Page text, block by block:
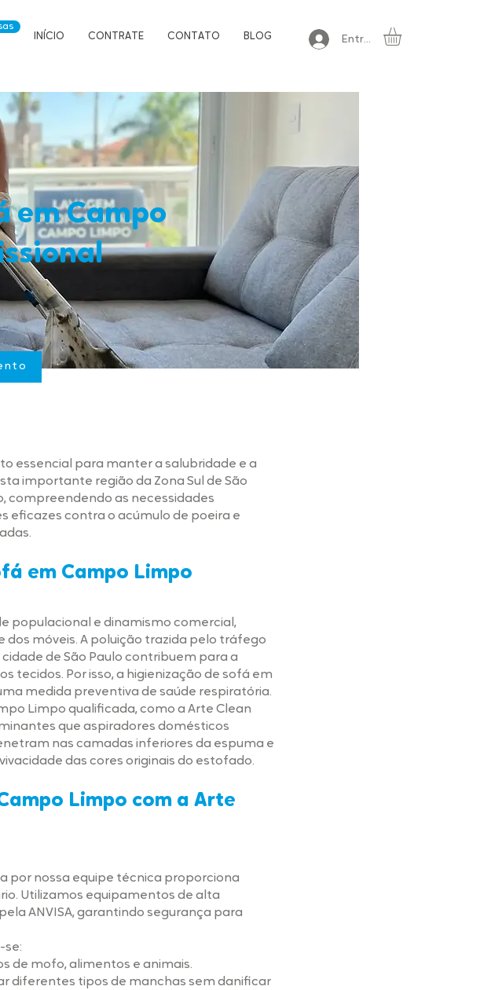
INÍCIO CONTRATE CONTATO BLOG Entrar
em Campo
essencial para manter a salubridade e a
importante região da Zona Sul de São
compreendendo as necessidades
eficazes contra o acúmulo de poeira e
em Campo Limpo
populacional e dinamismo comercial,
móveis. A poluição trazida pelo tráfego
de São Paulo contribuem para a
tecidos. Por isso, a higienização de sofá em
medida preventiva de saúde respiratória.
Limpo qualificada, como a Arte Clean
que aspiradores domésticos
nas camadas inferiores da espuma e
das cores originais do estofado.
Limpo com a Arte
por nossa equipe técnica proporciona
Utilizamos equipamentos de alta
ANVISA, garantindo segurança para
se:
de mofo, alimentos e animais.
diferentes tipos de manchas sem danificar